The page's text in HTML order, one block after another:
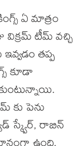
ఏ మాత్రం
విక్రమ్ టీమ్ వచ్చి
తప్ప
కూడా
కు పెను
స్క్వేర్, రాబిన్